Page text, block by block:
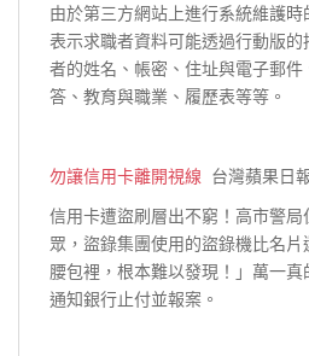
由於第三方網站上進行系統維護
表示求職者資料可能透過行動版
者的姓名、帳密、住址與電子郵
答、教育與職業、履歷表等等。
勿讓信用卡離開視線 台灣蘋果日
信用卡遭盜刷層出不窮！高市警
眾，盜錄集團使用的盜錄機比名
腰包裡，根本難以發現！」萬一
通知銀行止付並報案。